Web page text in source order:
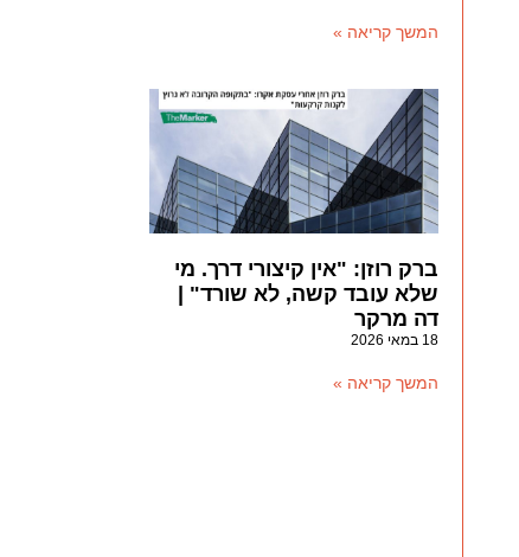
המשך קריאה »
ברק רוזן: "אין קיצורי דרך. מי
שלא עובד קשה, לא שורד" |
דה מרקר
18 במאי 2026
המשך קריאה »